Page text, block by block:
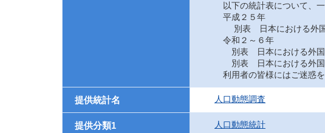
以下の統計表について、一
平成２５年
別表 日本における外国
令和２～６年
別表 日本における外国
別表 日本における外国
利用者の皆様にはご迷惑を
提供統計名 人口動態調査
提供分類1 人口動態統計